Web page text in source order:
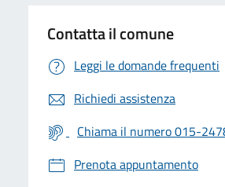
Contatta il comune
Leggi le domande frequenti
Richiedi assistenza
Chiama il numero 015-
Prenota appuntamento